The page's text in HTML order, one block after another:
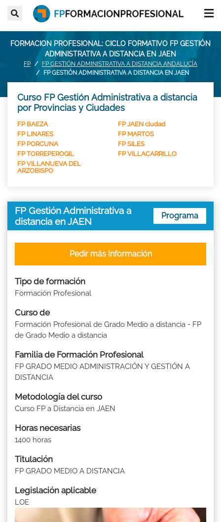
FORMACION PROFESIONAL: CICLO FORMATIVO FP GESTIÓN
ADMINISTRATIVA A DISTANCIA EN JAEN
FP
FP GESTIÓN ADMINISTRATIVA A DISTANCIA ANDALUCÍA
FP GESTIÓN ADMINISTRATIVA A DISTANCIA EN JAEN
Curso FP Gestión Administrativa a distancia
por Provincias y Ciudades
FP BAEZA
FP JAEN ciudad
FP LINARES
FP MARTOS
FP PORCUNA
FP SILES
FP TORREPEROGIL
FP VILLACARRILLO
FP VILLANUEVA DEL
ARZOBISPO
FP Gestión Administrativa a
distancia en JAEN
Programa
Tipo de formación
Formación Profesional
Curso de
Formación Profesional de Grado Medio a distancia - FP
de Grado Medio a distancia
Familia de Formación Profesional
FP GRADO MEDIO ADMINISTRACIÓN Y GESTIÓN A
DISTANCIA
Metodología del curso
Curso FP a Distancia en JAEN
Horas necesarias
1400 horas
Titulación
FP GRADO MEDIO A DISTANCIA
Legislación aplicable
LOE
Pedir más Información